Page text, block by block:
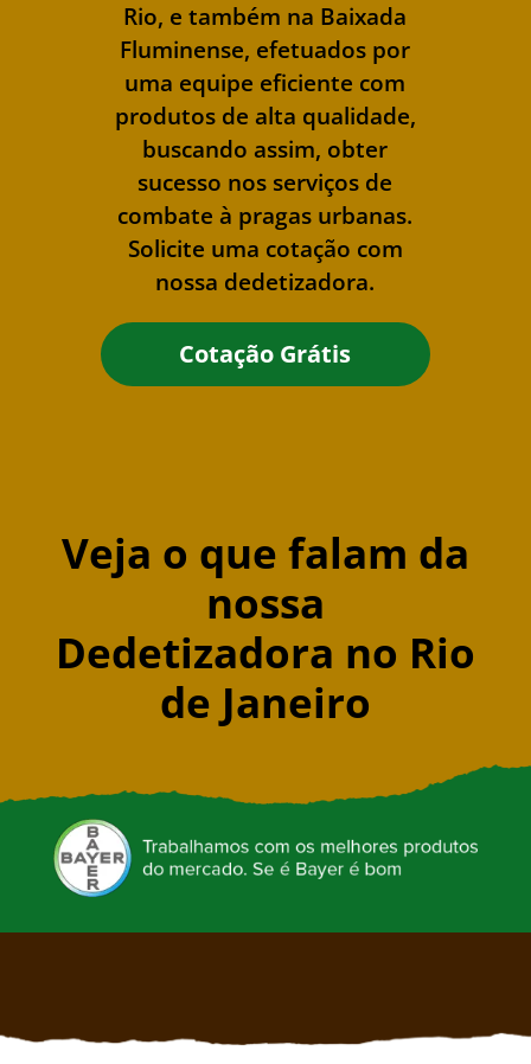
Rio, e também na Baixada
Fluminense, efetuados por
uma equipe eficiente com
produtos de alta qualidade,
buscando assim, obter
sucesso nos serviços de
combate à pragas urbanas.
Solicite uma cotação com
nossa dedetizadora.
Cotação Grátis
Veja o que falam da
nossa
Dedetizadora no Rio
de Janeiro